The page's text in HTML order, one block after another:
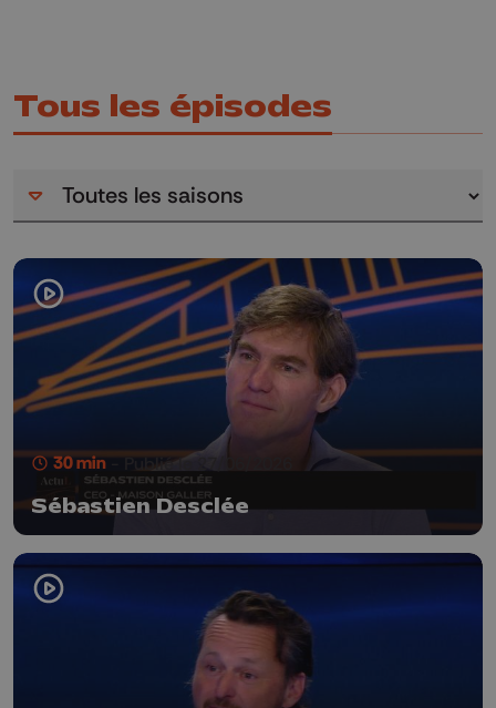
Tous les épisodes
30 min- Publié le 27/06/2026
Sébastien Desclée